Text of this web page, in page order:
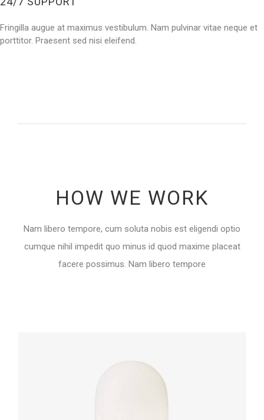
Fringilla augue at maximus vestibulum. Nam pulvinar vitae neque et
porttitor. Praesent sed nisi eleifend.
HOW WE WORK
Nam libero tempore, cum soluta nobis est eligendi optio
cumque nihil impedit quo minus id quod maxime placeat
facere possimus. Nam libero tempore